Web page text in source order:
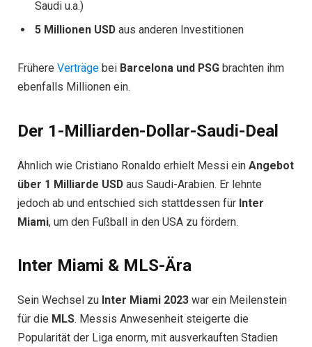
Saudi u.a.)
5 Millionen USD aus anderen Investitionen
Frühere Verträge bei Barcelona und PSG brachten ihm
ebenfalls Millionen ein.
Der 1-Milliarden-Dollar-Saudi-Deal
Ähnlich wie Cristiano Ronaldo erhielt Messi ein Angebot
über 1 Milliarde USD aus Saudi-Arabien. Er lehnte
jedoch ab und entschied sich stattdessen für Inter
Miami, um den Fußball in den USA zu fördern.
Inter Miami & MLS-Ära
Sein Wechsel zu Inter Miami 2023 war ein Meilenstein
für die MLS. Messis Anwesenheit steigerte die
Popularität der Liga enorm, mit ausverkauften Stadien